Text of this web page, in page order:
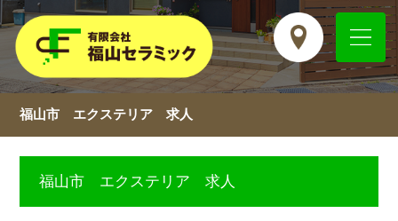
福山市 エクステリア 求人
福山市 エクステリア 求人